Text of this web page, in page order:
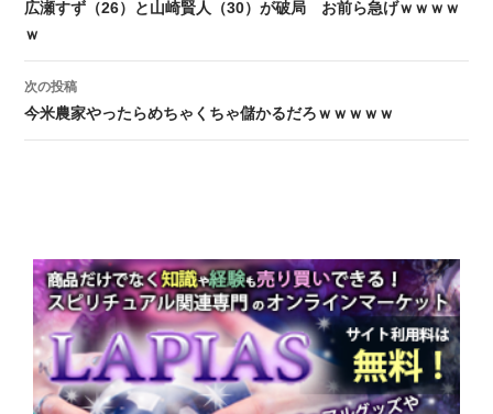
投稿ナビゲーション
広瀬すず（26）と山崎賢人（30）が破局 お前ら急げｗｗｗｗ
ｗ
次の投稿
今米農家やったらめちゃくちゃ儲かるだろｗｗｗｗｗ